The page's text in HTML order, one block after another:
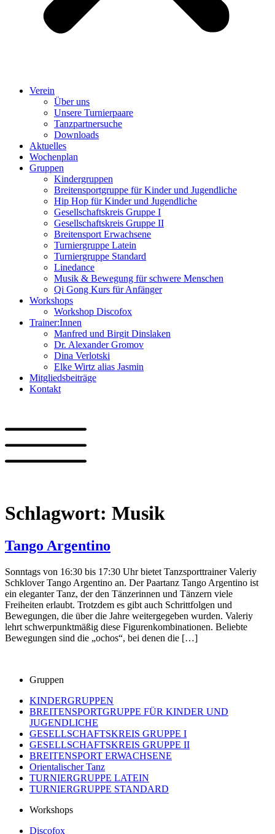
Verein
Über uns
Unsere Turnierpaare
Tanzpartnersuche
Downloads
Aktuelles
Wochenplan
Gruppen
Kindergruppen
Breitensportgruppe für Kinder und Jugendliche
Hip Hop für Kinder und Jugendliche​
Gesellschaftskreis Gruppe I
Gesellschaftskreis Gruppe II
Breitensport Erwachsene
Turniergruppe Latein
Turniergruppe Standard
Linedance
Musik & Bewegung für schwere Menschen​
Qi Gong Kurs für Anfänger
Workshops
Workshop Discofox
Trainer:Innen
Manfred und Birgit Dinslaken
Dr. Alexander Gromov
Dina Verlotski
Elke Wirtz alias Jasmin
Mitgliedsbeiträge
Kontakt
Schlagwort: Musik
Tango Argentino
Sonntags von 16:30 bis 17:30 Uhr bietet Tanzsporttrainer Valeriy
Schklover Tango Argentino an. Der Paartanz Tango Argentino ist
ein eleganter Tanz, der den Tänzerinnen und Tänzern viele
Freiheiten erlaubt. Trotzdem es gibt auch Schrittfolgen und
Bewegungen, die über die Jahre weitergegeben wurden. Valeriy
lehrt schwerpunktmäßig diese Figurenkombinationen. Beliebte
Bewegungen sind die „ochos“, bei denen die […]
Gruppen
KINDERGRUPPEN
BREITENSPORTGRUPPE FÜR KINDER UND
JUGENDLICHE
GESELLSCHAFTSKREIS GRUPPE I
GESELLSCHAFTSKREIS GRUPPE II
BREITENSPORT ERWACHSENE
Orientalischer Tanz
TURNIERGRUPPE LATEIN
TURNIERGRUPPE STANDARD
Workshops
Discofox